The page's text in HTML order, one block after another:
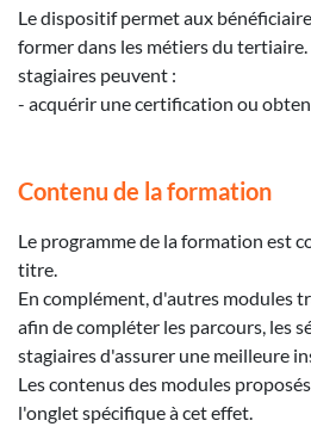
Le dispositif permet aux
former dans les métiers du
stagiaires peuvent :
- acquérir une certification ou
Contenu de la formation
Le programme de la formation est
titre.
En complément, d'autres modules
afin de compléter les parcours, les
stagiaires d'assurer une meilleure
Les contenus des modules
l'onglet spécifique à cet effet.